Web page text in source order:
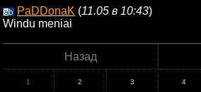
PaDDonaK (11.05 в 10:43)
Windu meniai
Назад
1 2 3 4